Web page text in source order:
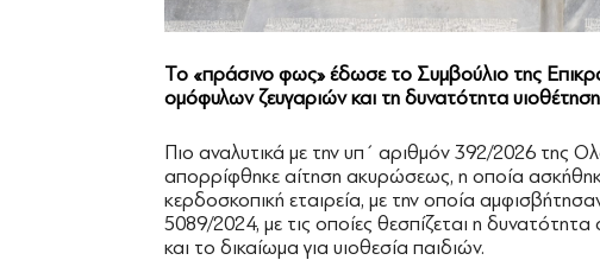
Το «πράσινο φως» έδωσε το Συμβούλιο της
ομόφυλων ζευγαριών και τη δυνατότητα
Πιο αναλυτικά με την υπ΄ αριθμόν 392/2026 της
απορρίφθηκε αίτηση ακυρώσεως, η οποία
κερδοσκοπική εταιρεία, με την οποία
5089/2024, με τις οποίες θεσπίζεται η
και το δικαίωμα για υιοθεσία παιδιών.